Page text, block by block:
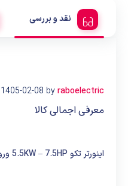
نقد و بررسی
02-08 byraboelectric
معرفی اجمالی کالا
اینورتر تکو 5.5KW – 7.5HP ورودی سه فازA510-4008-H3F